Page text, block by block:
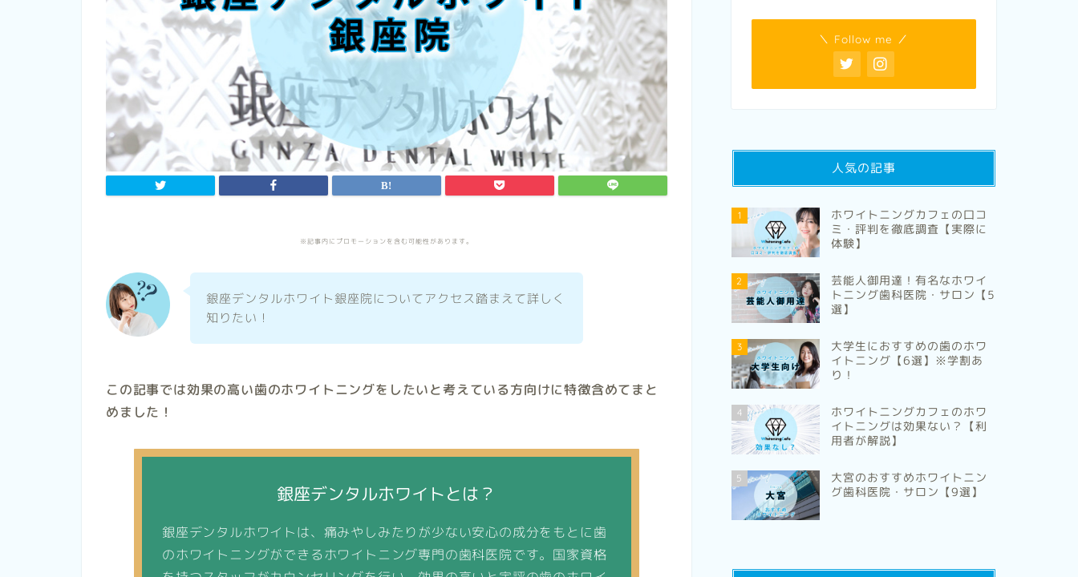
※記事内にプロモーションを含む可能性があります。
銀座デンタルホワイト銀座院についてアクセス踏まえて詳しく
知りたい！
この記事では効果の高い歯のホワイトニングをしたいと考えている方向けに特徴含めてまと
めました！
銀座デンタルホワイトとは？
銀座デンタルホワイトは、痛みやしみたりが少ない安心の成分をもとに歯
のホワイトニングができるホワイトニング専門の歯科医院です。国家資格
＼ Follow me ／
人気の記事
1
ホワイトニングカフェの口コ
ミ・評判を徹底調査【実際に
体験】
2
芸能人御用達！有名なホワイ
トニング歯科医院・サロン【5
選】
3
大学生におすすめの歯のホワ
イトニング【6選】※学割あ
り！
4
ホワイトニングカフェのホワ
イトニングは効果ない？【利
用者が解説】
5
大宮のおすすめホワイトニン
グ歯科医院・サロン【9選】